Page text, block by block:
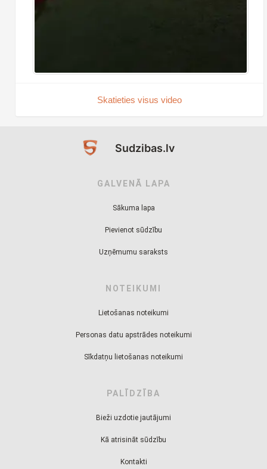
Skatieties visus video
Sudzibas.lv
GALVENĀ LAPA
Sākuma lapa
Pievienot sūdzību
Uzņēmumu saraksts
NOTEIKUMI
Lietošanas noteikumi
Personas datu apstrādes noteikumi
Sīkdatņu lietošanas noteikumi
PALĪDZĪBA
Bieži uzdotie jautājumi
Kā atrisināt sūdzību
Kontakti